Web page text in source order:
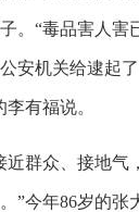
。“毒品害人
安机关给逮起
有福说。
群众、接地气
”今年86岁的